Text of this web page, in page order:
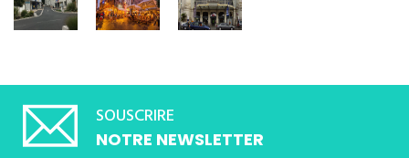
SOUSCRIRE
NOTRE NEWSLETTER